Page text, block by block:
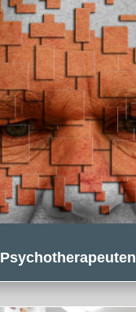
Psychotherapeuten